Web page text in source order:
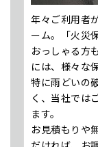
年々ご利用者
ーム。「火災
おっしゃる方
には、様々な
特に雨どいの
く、当社では
ます。
お見積もりや